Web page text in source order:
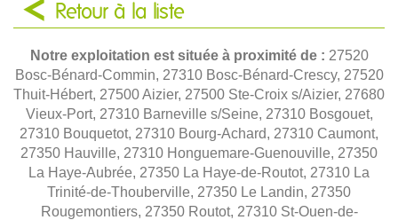
Retour à la liste
Notre exploitation est située à proximité de : 27520
Bosc-Bénard-Commin, 27310 Bosc-Bénard-Crescy, 27520
Thuit-Hébert, 27500 Aizier, 27500 Ste-Croix s/Aizier, 27680
Vieux-Port, 27310 Barneville s/Seine, 27310 Bosgouet,
27310 Bouquetot, 27310 Bourg-Achard, 27310 Caumont,
27350 Hauville, 27310 Honguemare-Guenouville, 27350
La Haye-Aubrée, 27350 La Haye-de-Routot, 27310 La
Trinité-de-Thouberville, 27350 Le Landin, 27350
Rougemontiers, 27350 Routot, 27310 St-Ouen-de-